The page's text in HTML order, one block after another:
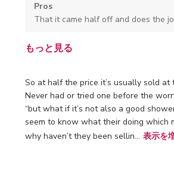
So at half the price it’s usually sold at
Never had or tried one before the
“but what if it’s not also a good
seem to know what their doing which
why haven’t they been sellin... 表示を
Pros
That it came half off and does the
もっと見る